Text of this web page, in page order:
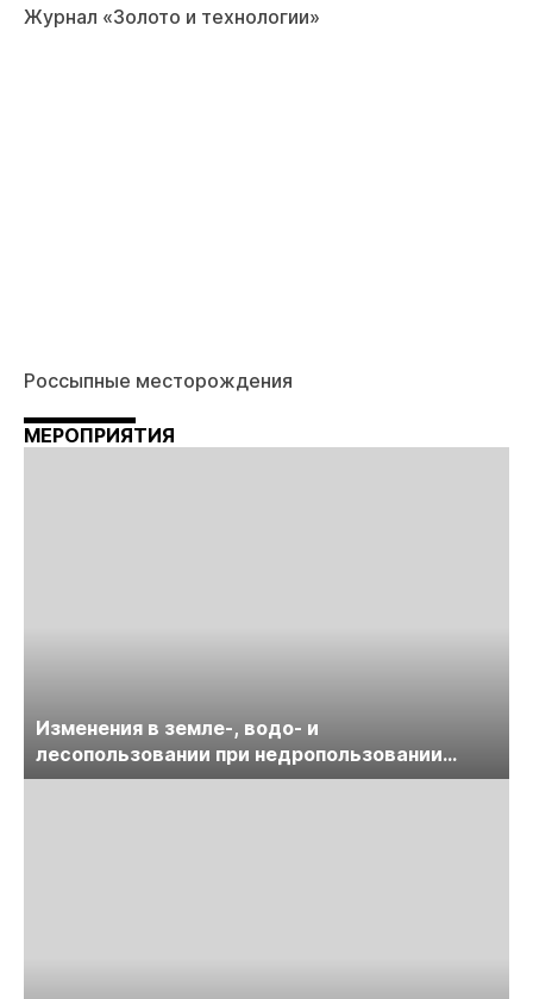
Журнал «Золото и технологии»
Россыпные месторождения
МЕРОПРИЯТИЯ
Изменения в земле-, водо- и
лесопользовании при недропользовании
обсудят на семинаре «ПравоТЭК»